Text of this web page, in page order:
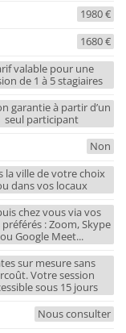
1980 €
1680 €
valable pour une
de 1 à 5 stagiaires
garantie à partir d’un
seul participant
Non
la ville de votre choix
dans vos locaux
chez vous via vos
: Zoom, Skype
ou Google Meet...
sur mesure sans
Votre session
sous 15 jours
Nous consulter